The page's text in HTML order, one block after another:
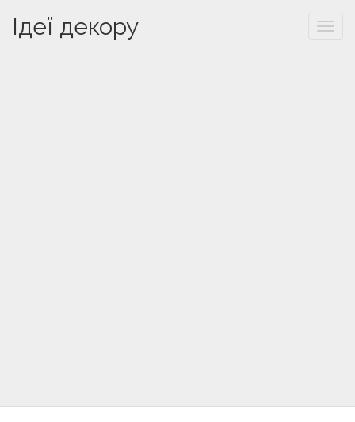
Ідеї декору